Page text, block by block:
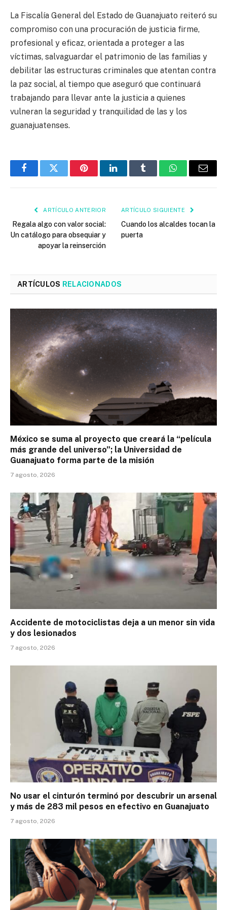
La Fiscalía General del Estado de Guanajuato reiteró su
compromiso con una procuración de justicia firme,
profesional y eficaz, orientada a proteger a las
víctimas, salvaguardar el patrimonio de las familias y
debilitar las estructuras criminales que atentan contra
la paz social, al tiempo que aseguró que continuará
trabajando para llevar ante la justicia a quienes
vulneran la seguridad y tranquilidad de las y los
guanajuatenses.
FacebookTwitter PinterestLinkedInTumblr WhatsAppEmail
ARTÍCULO ANTERIOR
Regala algo con valor social:
Un catálogo para obsequiar y
apoyar la reinserción
ARTÍCULO SIGUIENTE
Cuando los alcaldes tocan la
puerta
ARTÍCULOS RELACIONADOS
México se suma al proyecto que creará la “película
más grande del universo”; la Universidad de
Guanajuato forma parte de la misión
7 agosto, 2026
Accidente de motociclistas deja a un menor sin vida
y dos lesionados
7 agosto, 2026
No usar el cinturón terminó por descubrir un arsenal
y más de 283 mil pesos en efectivo en Guanajuato
7 agosto, 2026